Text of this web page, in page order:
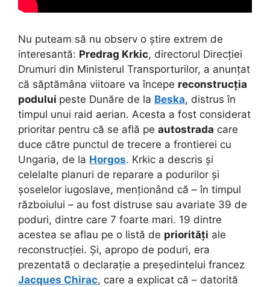
Nu puteam să nu observ o știre extrem de
interesantă: Predrag Krkic, directorul Direcției
Drumuri din Ministerul Transporturilor, a anunțat
că săptămâna viitoare va începe reconstrucția
podului peste Dunăre de la Beska, distrus în
timpul unui raid aerian. Acesta a fost considerat
prioritar pentru că se află pe autostrada care
duce către punctul de trecere a frontierei cu
Ungaria, de la Horgos. Krkic a descris și
celelalte planuri de reparare a podurilor și
șoselelor iugoslave, menționând că – în timpul
războiului – au fost distruse sau avariate 39 de
poduri, dintre care 7 foarte mari. 19 dintre
acestea se aflau pe o listă de priorități ale
reconstrucției. Și, apropo de poduri, era
prezentată o declarație a președintelui francez
Jacques Chirac, care a explicat că – datorită